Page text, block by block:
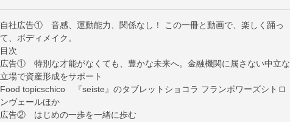
自社広告① 音感、運動能力、関係なし！ この一冊と動画で、楽しく踊っ
て、ボディメイク。
目次
広告① 特別な才能がなくても、豊かな未来へ。金融機関に属さない中立な
立場で資産形成をサポート
Food topicschico 『seiste』のタブレットショコラ フランボワーズシトロ
ンヴェールほか
広告② はじめの一歩を一緒に歩む